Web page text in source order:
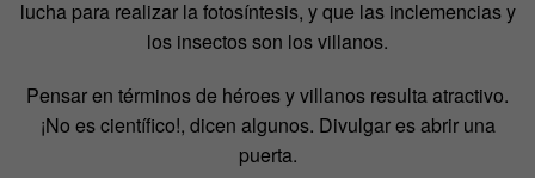
lucha para realizar la fotosíntesis, y que las inclemencias y
los insectos son los villanos.
Pensar en términos de héroes y villanos resulta atractivo.
¡No es científico!, dicen algunos. Divulgar es abrir una
puerta.